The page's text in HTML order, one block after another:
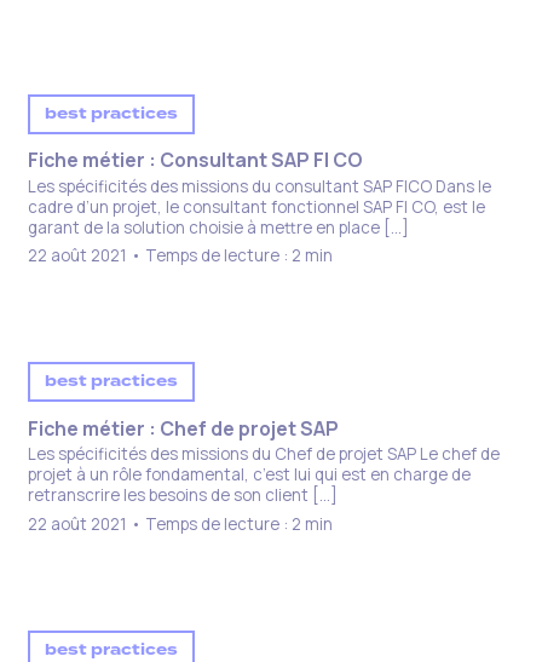
best practices
Fiche métier : Consultant SAP FI CO
Les spécificités des missions du consultant SAP FICO Dans le
cadre d’un projet, le consultant fonctionnel SAP FI CO, est le
garant de la solution choisie à mettre en place […]
22 août 2021 • Temps de lecture : 2 min
best practices
Fiche métier : Chef de projet SAP​
Les spécificités des missions du Chef de projet SAP Le chef de
projet à un rôle fondamental, c’est lui qui est en charge de
retranscrire les besoins de son client […]
22 août 2021 • Temps de lecture : 2 min
best practices